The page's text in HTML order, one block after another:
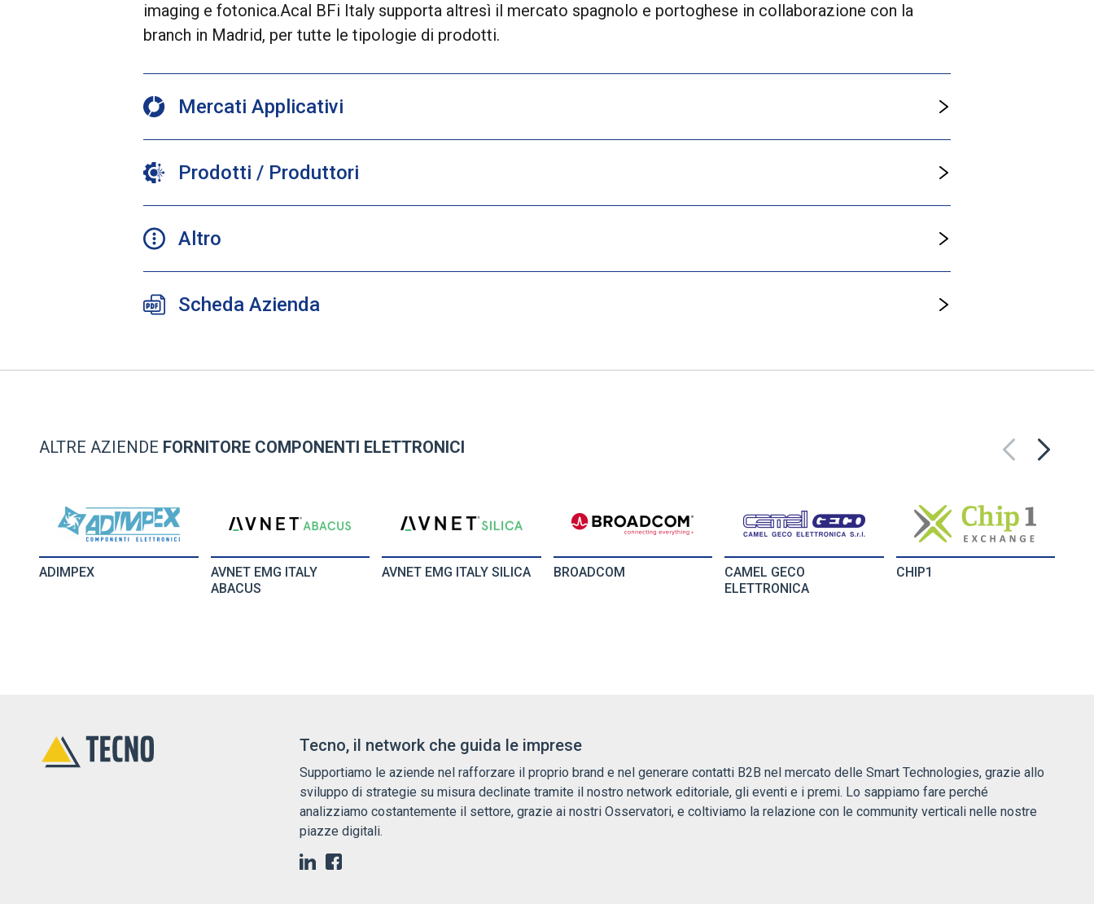
imaging e fotonica.Acal BFi Italy supporta altresì il mercato spagnolo e portoghese in collaborazione con la
branch in Madrid, per tutte le tipologie di prodotti.
Mercati Applicativi
Prodotti / Produttori
Altro
Scheda Azienda
ALTRE AZIENDE FORNITORE COMPONENTI ELETTRONICI
ADIMPEX
AVNET EMG ITALY
ABACUS
AVNET EMG ITALY SILICA BROADCOM
CAMEL GECO
ELETTRONICA
CHIP1
Tecno, il network che guida le imprese
Supportiamo le aziende nel rafforzare il proprio brand e nel generare contatti B2B nel mercato delle Smart Technologies, grazie allo
sviluppo di strategie su misura declinate tramite il nostro network editoriale, gli eventi e i premi. Lo sappiamo fare perché
analizziamo costantemente il settore, grazie ai nostri Osservatori, e coltiviamo la relazione con le community verticali nelle nostre
piazze digitali.